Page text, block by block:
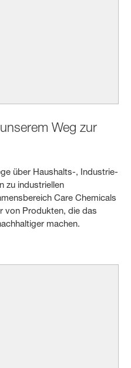
Weg zur
über Haushalts-, Industrie-
zu industriellen
Care Chemicals
von Produkten, die das
machen.